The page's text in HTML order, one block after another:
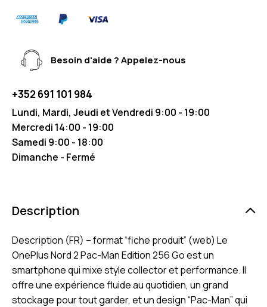
Besoin d'aide ? Appelez-nous
+352 691 101 984
Lundi, Mardi, Jeudi et Vendredi 9:00 - 19:00
Mercredi 14:00 - 19:00
Samedi 9:00 - 18:00
Dimanche - Fermé
Description
Description (FR) – format “fiche produit” (web) Le
OnePlus Nord 2 Pac-Man Edition 256 Go est un
smartphone qui mixe style collector et performance. Il
offre une expérience fluide au quotidien, un grand
stockage pour tout garder, et un design “Pac-Man” qui